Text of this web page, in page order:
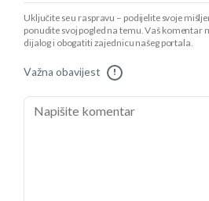
Uključite se u raspravu – podijelite svoje
ponudite svoj pogled na temu. Vaš
dijalog i obogatiti zajednicu našeg portala.
Važna obavijest !